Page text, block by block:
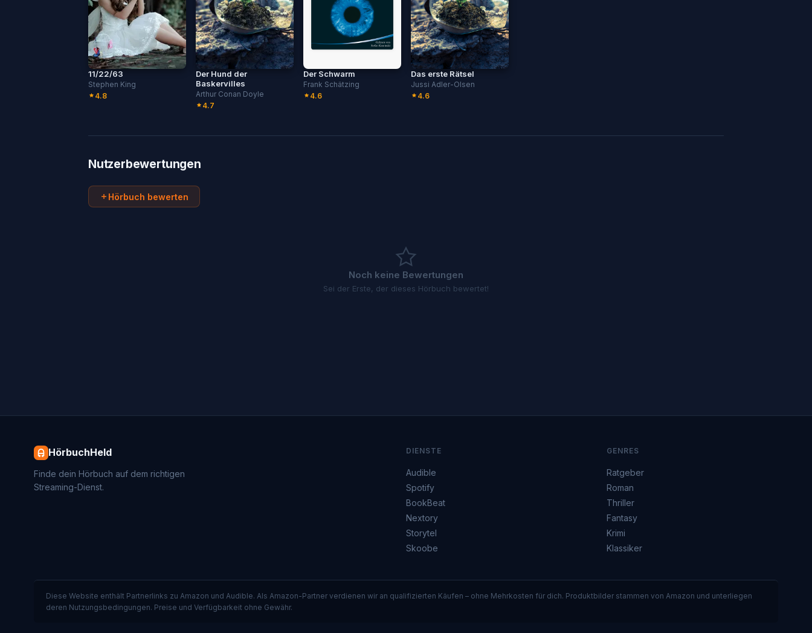
11/22/63
Stephen King
4.8
Der Hund der
Baskervilles
Arthur Conan Doyle
4.7
Der Schwarm
Frank Schätzing
4.6
Das erste Rätsel
Jussi Adler-Olsen
4.6
Nutzerbewertungen
Hörbuch bewerten
Noch keine Bewertungen
Sei der Erste, der dieses Hörbuch bewertet!
HörbuchHeld
Finde dein Hörbuch auf dem richtigen
Streaming-Dienst.
DIENSTE
Audible
Spotify
BookBeat
Nextory
Storytel
Skoobe
GENRES
Ratgeber
Roman
Thriller
Fantasy
Krimi
Klassiker
Diese Website enthält Partnerlinks zu Amazon und Audible. Als Amazon-Partner verdienen wir an qualifizierten Käufen – ohne Mehrkosten für dich. Produktbilder stammen von Amazon und unterliegen
deren Nutzungsbedingungen. Preise und Verfügbarkeit ohne Gewähr.